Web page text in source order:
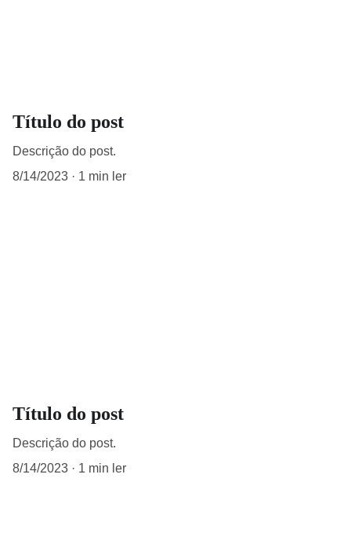
Título do post
Descrição do post.
8/14/2023
1 min ler
Título do post
Descrição do post.
8/14/2023
1 min ler